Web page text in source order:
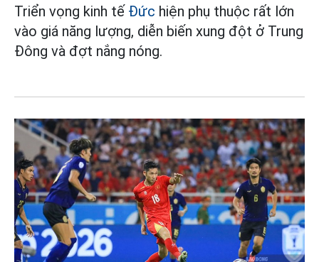
Triển vọng kinh tế Đức hiện phụ thuộc rất lớn
vào giá năng lượng, diễn biến xung đột ở Trung
Đông và đợt nắng nóng.